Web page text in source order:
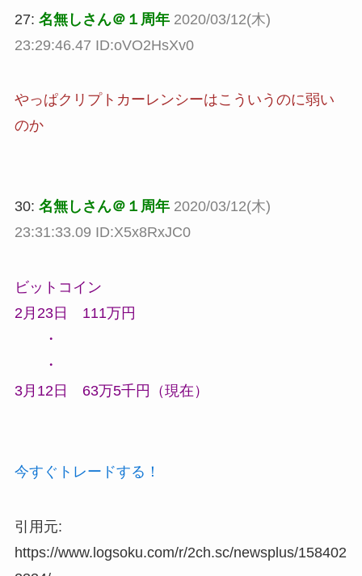
27: 名無しさん＠１周年 2020/03/12(木)
23:29:46.47 ID:oVO2HsXv0
やっぱクリプトカーレンシーはこういうのに弱い
のか
30: 名無しさん＠１周年 2020/03/12(木)
23:31:33.09 ID:X5x8RxJC0
ビットコイン
2月23日 111万円
・
・
3月12日 63万5千円（現在）
今すぐトレードする！
引用元:
https://www.logsoku.com/r/2ch.sc/newsplus/158402